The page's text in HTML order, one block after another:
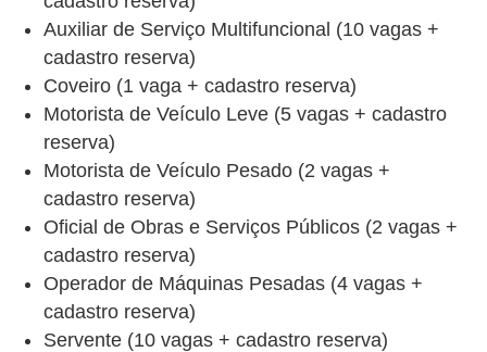
Auxiliar de Serviço Multifuncional (10 vagas +
cadastro reserva)
Coveiro (1 vaga + cadastro reserva)
Motorista de Veículo Leve (5 vagas + cadastro
reserva)
Motorista de Veículo Pesado (2 vagas +
cadastro reserva)
Oficial de Obras e Serviços Públicos (2 vagas +
cadastro reserva)
Operador de Máquinas Pesadas (4 vagas +
cadastro reserva)
Servente (10 vagas + cadastro reserva)